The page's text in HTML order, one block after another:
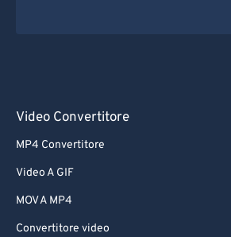
Video Convertitore
MP4 Convertitore
Video A GIF
MOV A MP4
Convertitore video